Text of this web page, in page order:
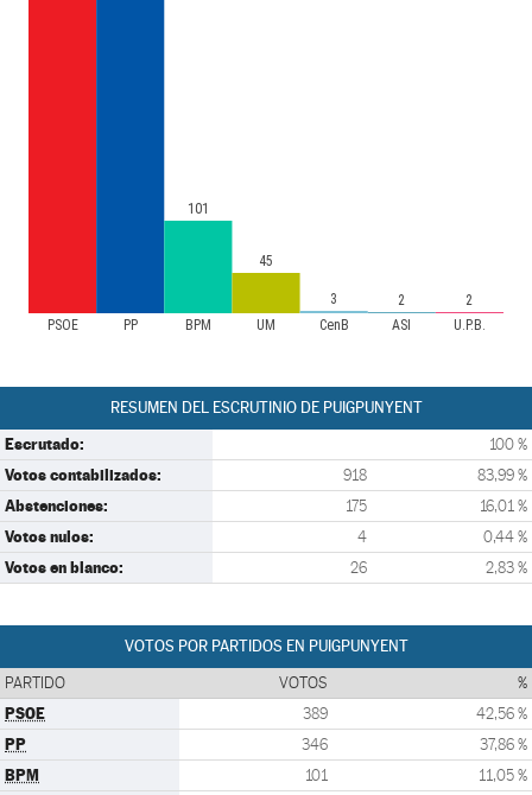
PSOE PP BPM UM CenB ASI U.P.B.
101
45
3 2 2
RESUMEN DEL ESCRUTINIO DE PUIGPUNYENT
Escrutado: 100 %
Votos contabilizados: 918 83,99 %
Abstenciones: 175 16,01 %
Votos nulos: 4 0,44 %
Votos en blanco: 26 2,83 %
VOTOS POR PARTIDOS EN PUIGPUNYENT
PARTIDO VOTOS %
PSOE 389 42,56 %
PP 346 37,86 %
BPM 101 11,05 %